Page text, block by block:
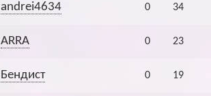
andrei4634 0 34
ARRA 0 23
Бендист 0 19